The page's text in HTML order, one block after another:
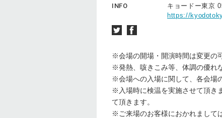
INFO
キョードー東京
https://
※会場の開場・開演時間は変更の
※発熱、咳きこみ等、体調の優れ
※会場への入場に関して、各会場
※入場時に検温を実施させて頂き
て頂きます。
※ご来場のお客様におかれまして